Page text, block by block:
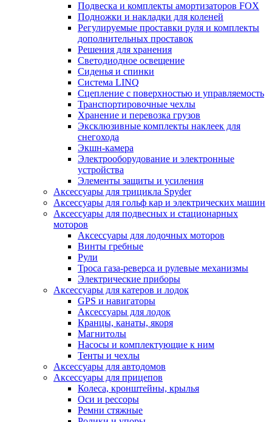
Подвеска и комплекты амортизаторов FOX
Подножки и накладки для коленей
Регулируемые проставки руля и комплекты
дополнительных проставок
Решения для хранения
Светодиодное освещение
Сиденья и спинки
Система LINQ
Сцепление с поверхностью и управляемость
Транспортировочные чехлы
Хранение и перевозка грузов
Эксклюзивные комплекты наклеек для
снегохода
Экшн-камера
Электрооборудование и электронные
устройства
Элементы защиты и усиления
Аксессуары для трицикла Spyder
Аксессуары для гольф кар и электрических машин
Аксессуары для подвесных и стационарных
моторов
Аксессуары для лодочных моторов
Винты гребные
Рули
Троса газа-реверса и рулевые механизмы
Электрические приборы
Аксессуары для катеров и лодок
GPS и навигаторы
Аксессуары для лодок
Кранцы, канаты, якоря
Магнитолы
Насосы и комплектующие к ним
Тенты и чехлы
Аксессуары для автодомов
Аксессуары для прицепов
Колеса, кронштейны, крылья
Оси и рессоры
Ремни стяжные